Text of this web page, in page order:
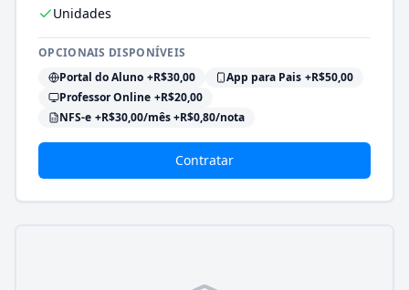
Unidades
OPCIONAIS DISPONÍVEIS
Portal do Aluno +R$30,00 App para Pais +R$50,00
Professor Online +R$20,00
NFS-e +R$30,00/mês +R$0,80/nota
Contratar